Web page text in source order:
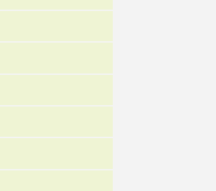
Pesquisa
gerais